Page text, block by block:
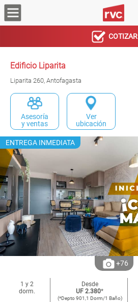
COTIZAR
Edificio Liparita
Liparita 260, Antofagasta
Asesoría
y ventas
Ver
ubicación
ENTREGA INMEDIATA
+76
1 y 2
dorm.
Desde
UF 2.380*
(*Depto 901,1 Dorm/1 Baño)